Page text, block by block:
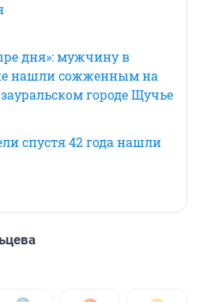
дня»: мужчину в
нашли сожженным на
городе Щучье
спустя 42 года нашли